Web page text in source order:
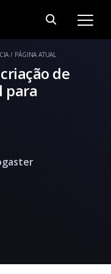
PÁGINA ATUAL
de
para